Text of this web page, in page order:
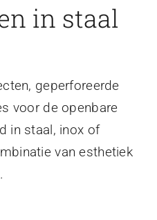
in staal
geperforeerde
voor de openbare
in staal, inox of
van esthetiek